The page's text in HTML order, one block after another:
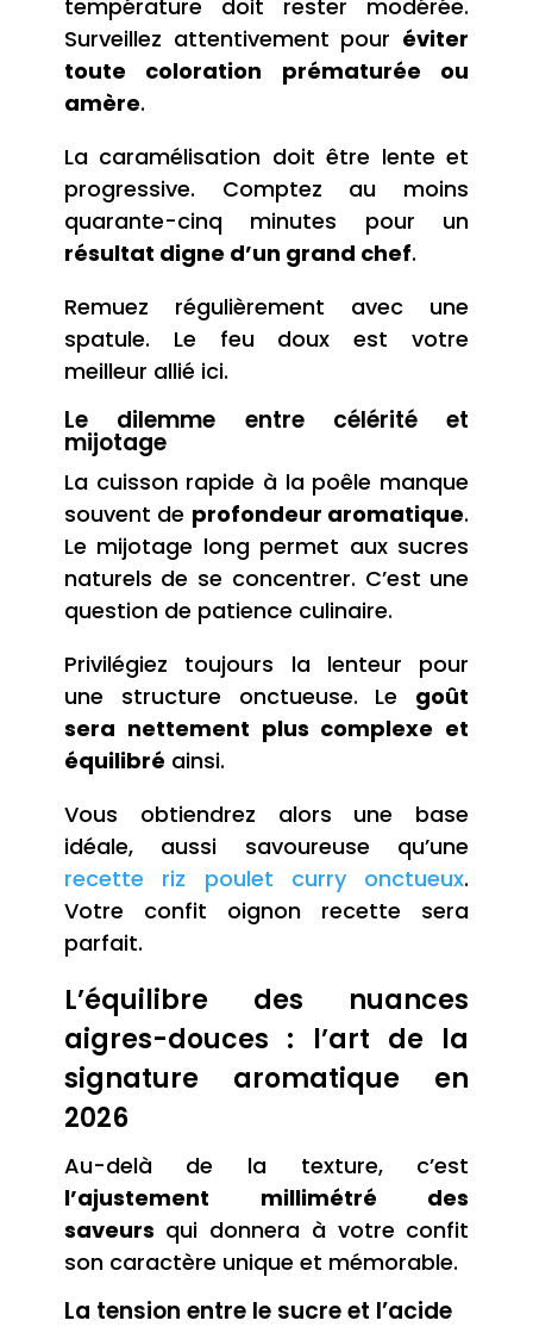
température doit rester modérée.
Surveillez attentivement pour éviter
toute coloration prématurée ou
amère.
La caramélisation doit être lente et
progressive. Comptez au moins
quarante-cinq minutes pour un
résultat digne d’un grand chef.
Remuez régulièrement avec une
spatule. Le feu doux est votre
meilleur allié ici.
Le dilemme entre célérité et
mijotage
La cuisson rapide à la poêle manque
souvent de profondeur aromatique.
Le mijotage long permet aux sucres
naturels de se concentrer. C’est une
question de patience culinaire.
Privilégiez toujours la lenteur pour
une structure onctueuse. Le goût
sera nettement plus complexe et
équilibré ainsi.
Vous obtiendrez alors une base
idéale, aussi savoureuse qu’une
recette riz poulet curry onctueux.
Votre confit oignon recette sera
parfait.
L’équilibre des nuances
aigres-douces : l’art de la
signature aromatique en
2026
Au-delà de la texture, c’est
l’ajustement millimétré des
saveurs qui donnera à votre confit
son caractère unique et mémorable.
La tension entre le sucre et l’acide